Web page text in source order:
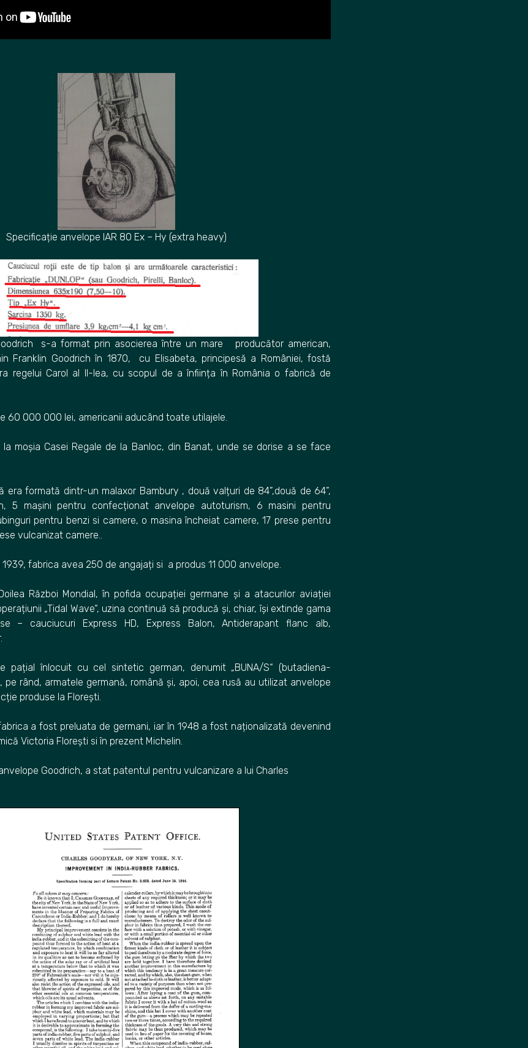
Specificație anvelope IAR 80 Ex – Hy (extra heavy)
s-a format prin asocierea între un mare producător american,
Franklin Goodrich în 1870, cu Elisabeta, principesă a României, fostă
regelui Carol al II-lea, cu scopul de a înființa în România o fabrică de
60 000 000 lei, americanii aducând toate utilajele.
la moșia Casei Regale de la Banloc, din Banat, unde se dorise a se face
era formată dintr-un malaxor Bambury , două valțuri de 84”,două de 64”,
5 mașini pentru confecționat anvelope autoturism, 6 masini pentru
pentru benzi si camere, o masina încheiat camere, 17 prese pentru
vulcanizat camere..
fabrica avea 250 de angajați si a produs 11 000 anvelope.
Război Mondial, în pofida ocupației germane și a atacurilor aviației
„Tidal Wave“, uzina continuă să producă și, chiar, își extinde gama
– cauciucuri Express HD, Express Balon, Antiderapant flanc alb,
pațial înlocuit cu cel sintetic german, denumit „BUNA/S“ (butadiena-
pe rând, armatele germană, română și, apoi, cea rusă au utilizat anvelope
produse la Florești.
a fost preluata de germani, iar în 1948 a fost naționalizată devenind
Victoria Florești si în prezent Michelin.
Goodrich, a stat patentul pentru vulcanizare a lui Charles